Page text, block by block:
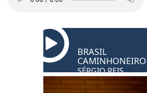
BRASIL
CAMINHONEIRO
SÉRGIO REIS